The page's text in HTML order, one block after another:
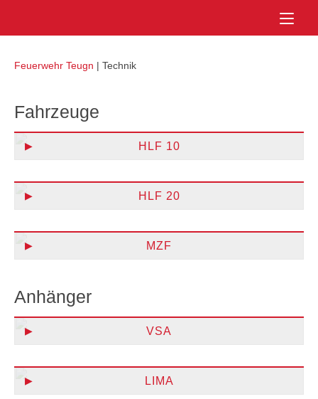
Feuerwehr Teugn | Technik
Fahrzeuge
HLF 10
HLF 20
MZF
Anhänger
VSA
LIMA